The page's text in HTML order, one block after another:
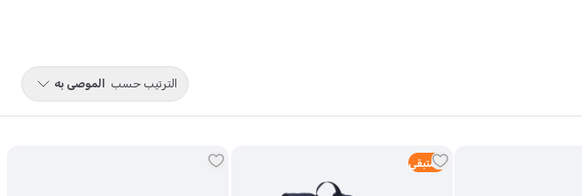
الترتيب حسب الموصى به
2 متبقي